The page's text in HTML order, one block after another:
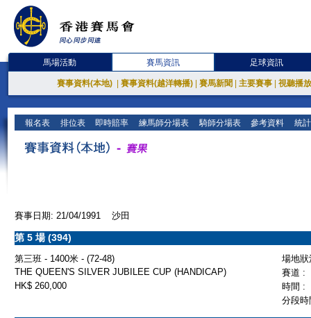
馬場活動 賽馬資訊 足球資訊
賽事資料(本地) 賽事資料(越洋轉播) 賽馬新聞 主要賽事 視聽播
報名表 排位表 即時賠率 練馬師分場表 騎師分場表 參考資料 統
賽事日期: 21/04/1991 沙田
第 5 場 (394)
第三班 - 1400米 - (72-48)
場地
THE QUEEN'S SILVER JUBILEE CUP (HANDICAP)
賽道 :
HK$ 260,000
時間 :
分段